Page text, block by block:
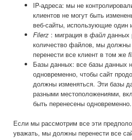
IP-адреса: мы не
клиентов не могут быть
веб-сайты, использующие один
Filerz : миграция в файл данных
количество файлов, мы
перенести все клиент в том же
Базы данных: все базы данных
одновременно, чтобы сайт
должны изменяться. Эти базы
разными местоположениями,
быть перенесены одновременно.
Если мы рассмотрим все эти
уважать, мы должны перенести все